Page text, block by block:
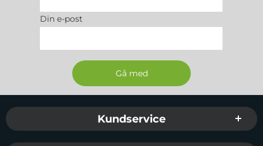
Din e-post
Sidfot Blandad info och länkar
Kundservice